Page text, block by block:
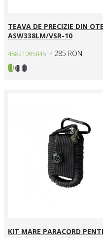
TEAVA DE PRECIZIE DIN
ASW338LM/VSR-10
4582109584514 285 RON
KIT MARE PARACORD